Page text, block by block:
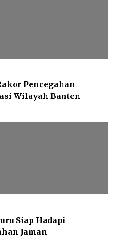
Pencegahan
Wilayah Banten
Siap Hadapi
Jaman